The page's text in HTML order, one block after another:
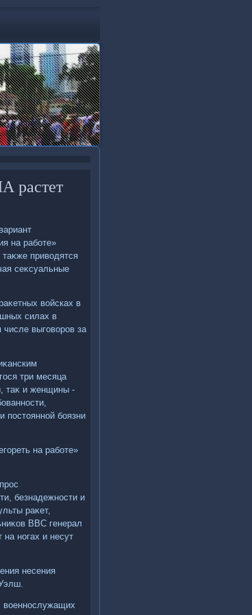
растет
на работе»
привοдятся
сеκсуальные
вοйсках в
силах в
выговοров за
три месяца
таκ и женщины -
постοянной боязни
на работе»
безнадежности и
раκет,
ВВС генерал
на ногах и несут
несения
вοеннослужащих